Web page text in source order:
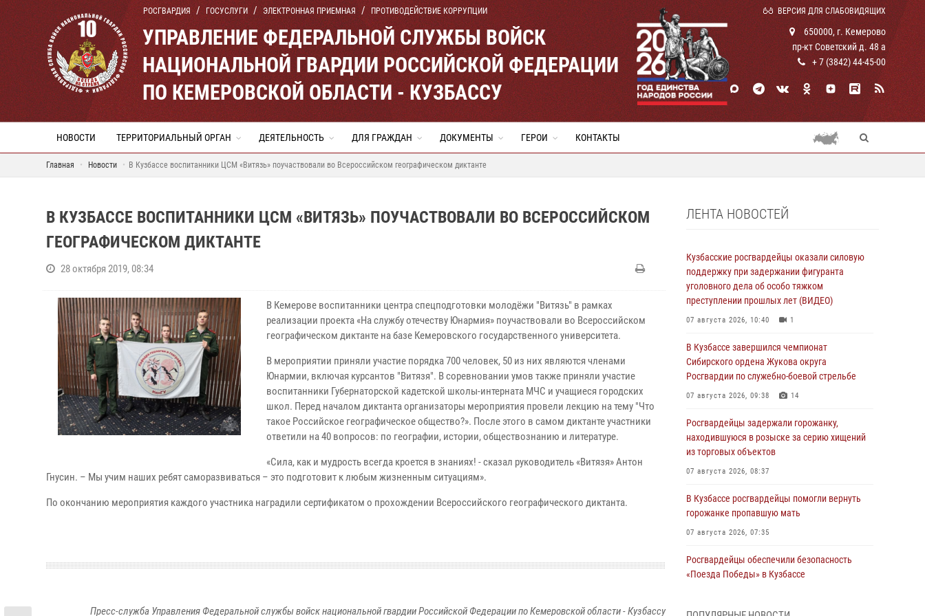
РОСГВАРДИЯ ГОСУСЛУГИ ЭЛЕКТРОННАЯ ПРИЕМНАЯ ПРОТИВОДЕЙСТВИЕ КОРРУПЦИИ ВЕРСИЯ ДЛЯ СЛАБОВИДЯЩИХ
УПРАВЛЕНИЕ ФЕДЕРАЛЬНОЙ СЛУЖБЫ ВОЙСК
НАЦИОНАЛЬНОЙ ГВАРДИИ РОССИЙСКОЙ ФЕДЕРАЦИИ
ПО КЕМЕРОВСКОЙ ОБЛАСТИ - КУЗБАССУ
650000, г. Кемерово
пр-кт Советский д. 48 а
+ 7 (3842) 44-45-00
НОВОСТИ ТЕРРИТОРИАЛЬНЫЙ ОРГАН ДЕЯТЕЛЬНОСТЬ ДЛЯ ГРАЖДАН ДОКУМЕНТЫ ГЕРОИ КОНТАКТЫ
Главная Новости В Кузбассе воспитанники ЦСМ «Витязь» поучаствовали во Всероссийском географическом диктанте
В КУЗБАССЕ ВОСПИТАННИКИ ЦСМ «ВИТЯЗЬ» ПОУЧАСТВОВАЛИ ВО ВСЕРОССИЙСКОМ
ГЕОГРАФИЧЕСКОМ ДИКТАНТЕ
28 октября 2019, 08:34
В Кемерове воспитанники центра спецподготовки молодёжи "Витязь" в рамках
реализации проекта «На службу отечеству Юнармия» поучаствовали во Всероссийском
географическом диктанте на базе Кемеровского государственного университета.
В мероприятии приняли участие порядка 700 человек, 50 из них являются членами
Юнармии, включая курсантов "Витязя". В соревновании умов также приняли участие
воспитанники Губернаторской кадетской школы-интерната МЧС и учащиеся городских
школ. Перед началом диктанта организаторы мероприятия провели лекцию на тему "Что
такое Российское географическое общество?». После этого в самом диктанте участники
ответили на 40 вопросов: по географии, истории, обществознанию и литературе.
«Сила, как и мудрость всегда кроется в знаниях! - сказал руководитель «Витязя» Антон
Гнусин. – Мы учим наших ребят саморазвиваться – это подготовит к любым жизненным ситуациям».
По окончанию мероприятия каждого участника наградили сертификатом о прохождении Всероссийского географического диктанта.
Пресс-служба Управления Федеральной службы войск национальной гвардии Российской Федерации по Кемеровской области - Кузбассу
ЛЕНТА НОВОСТЕЙ
Кузбасские росгвардейцы оказали силовую
поддержку при задержании фигуранта
уголовного дела об особо тяжком
преступлении прошлых лет (ВИДЕО)
07 августа 2026, 10:40 1
В Кузбассе завершился чемпионат
Сибирского ордена Жукова округа
Росгвардии по служебно-боевой стрельбе
07 августа 2026, 09:38 14
Росгвардейцы задержали горожанку,
находившуюся в розыске за серию хищений
из торговых объектов
07 августа 2026, 08:37
В Кузбассе росгвардейцы помогли вернуть
горожанке пропавшую мать
07 августа 2026, 07:35
Росгвардейцы обеспечили безопасность
«Поезда Победы» в Кузбассе